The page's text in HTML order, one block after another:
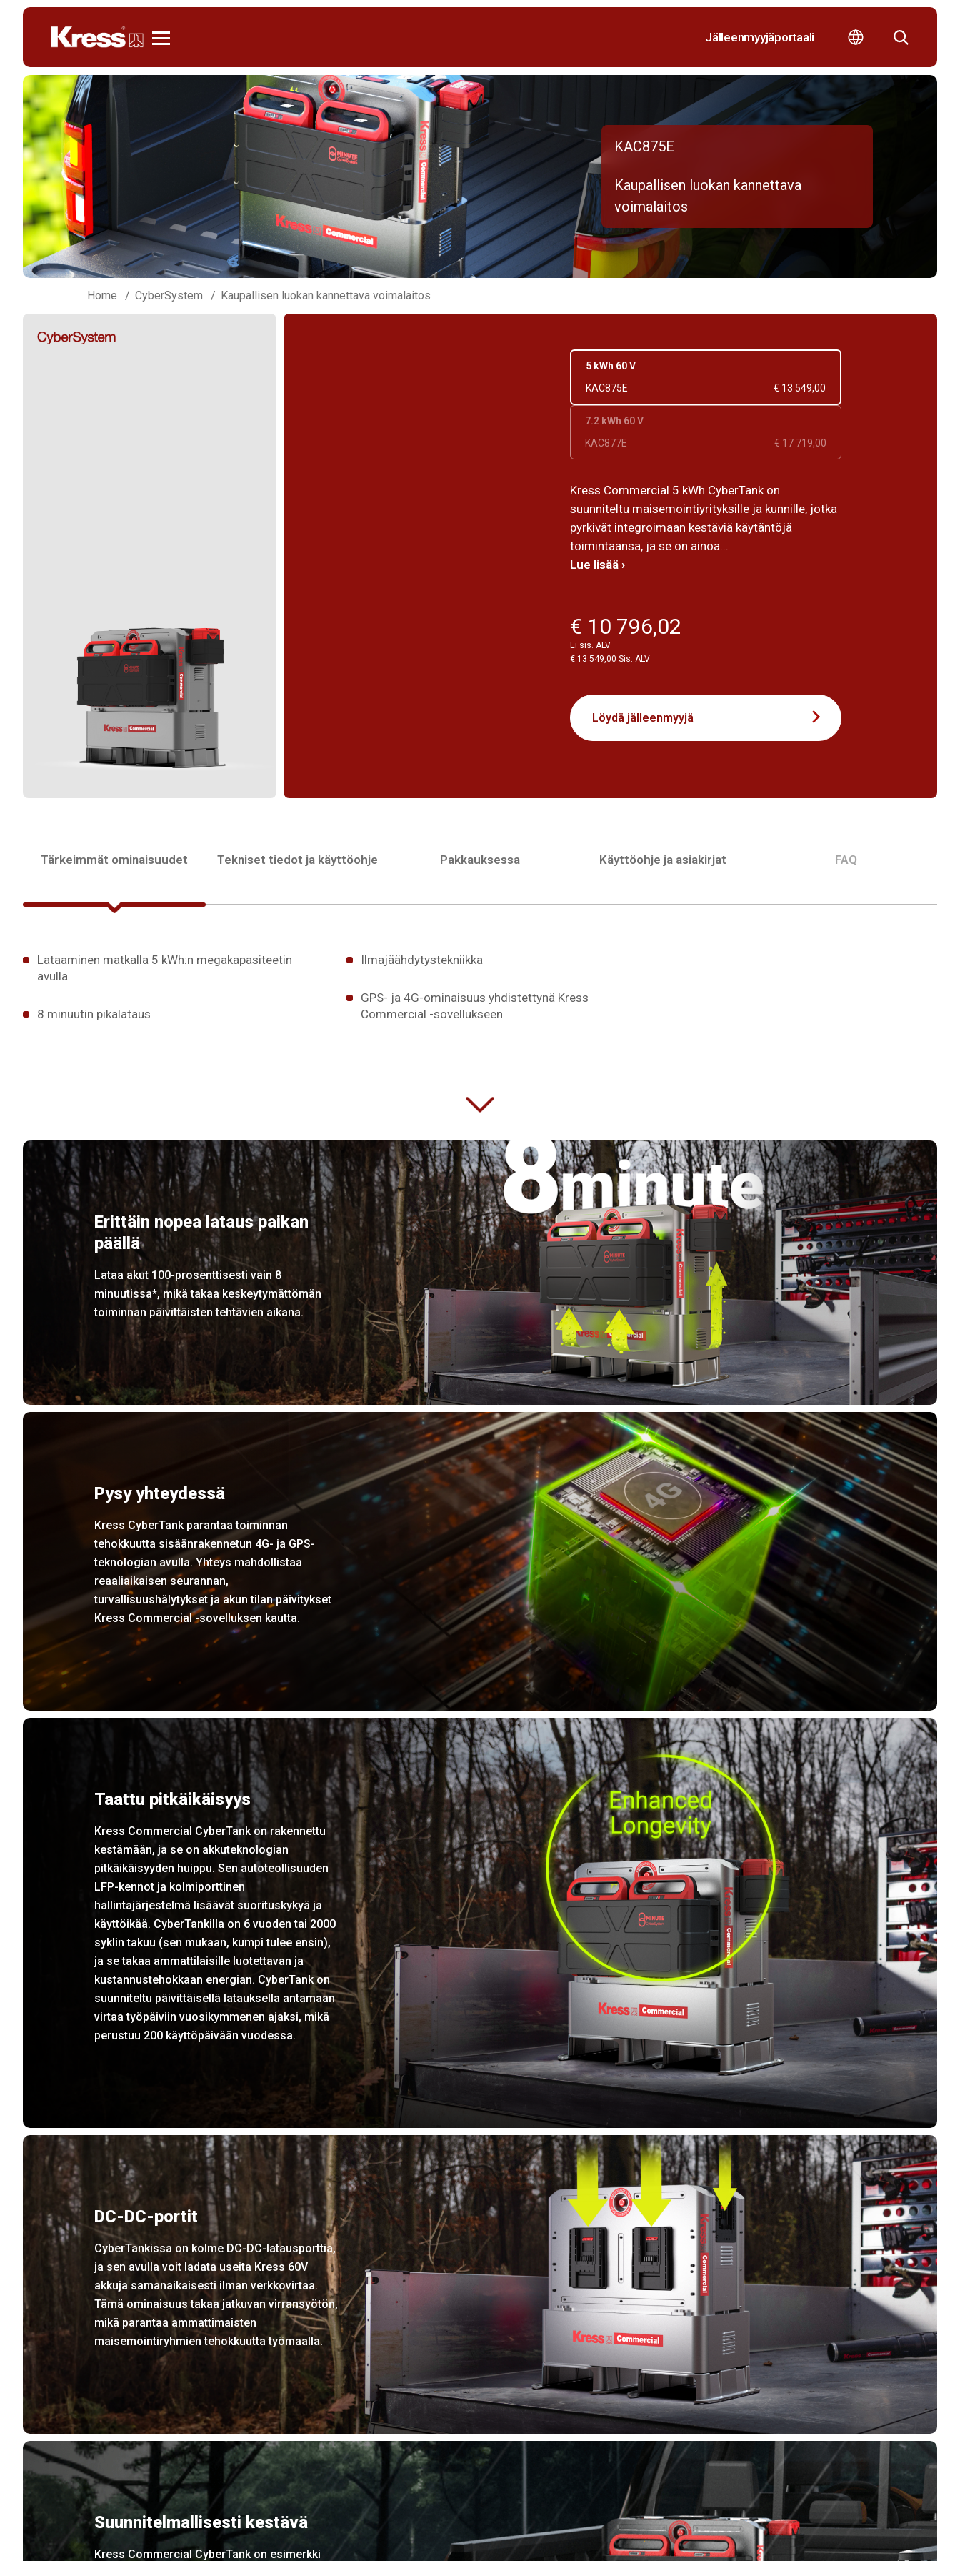
Jälleenmyyjäportaali
KAC875E
Kaupallisen luokan kannettava
voimalaitos
Home CyberSystem Kaupallisen luokan kannettava voimalaitos
5 kWh 60 V
KAC875E
€ 13 549,00
7.2 kWh 60 V
KAC877E
€ 17 719,00
Kress Commercial 5 kWh CyberTank on
suunniteltu maisemointiyrityksille ja kunnille, jotka
pyrkivät integroimaan kestäviä käytäntöjä
toimintaansa, ja se on ainoa...
Lue lisää ›
€ 10 796,02
Ei sis. ALV
€ 13 549,00 Sis. ALV
Löydä jälleenmyyjä
Tärkeimmät ominaisuudet Tekniset tiedot ja käyttöohje Pakkauksessa Käyttöohje ja asiakirjat FAQ
Lataaminen matkalla 5 kWh:n megakapasiteetin
avulla
8 minuutin pikalataus
Ilmajäähdytystekniikka
GPS- ja 4G-ominaisuus yhdistettynä Kress
Commercial -sovellukseen
Erittäin nopea lataus paikan
päällä
Lataa akut 100-prosenttisesti vain 8
minuutissa*, mikä takaa keskeytymättömän
toiminnan päivittäisten tehtävien aikana.
Pysy yhteydessä
Kress CyberTank parantaa toiminnan
tehokkuutta sisäänrakennetun 4G- ja GPS-
teknologian avulla. Yhteys mahdollistaa
reaaliaikaisen seurannan,
turvallisuushälytykset ja akun tilan päivitykset
Kress Commercial -sovelluksen kautta.
Taattu pitkäikäisyys
Kress Commercial CyberTank on rakennettu
kestämään, ja se on akkuteknologian
pitkäikäisyyden huippu. Sen autoteollisuuden
LFP-kennot ja kolmiporttinen
hallintajärjestelmä lisäävät suorituskykyä ja
käyttöikää. CyberTankilla on 6 vuoden tai 2000
syklin takuu (sen mukaan, kumpi tulee ensin),
ja se takaa ammattilaisille luotettavan ja
kustannustehokkaan energian. CyberTank on
suunniteltu päivittäisellä latauksella antamaan
virtaa työpäiviin vuosikymmenen ajaksi, mikä
perustuu 200 käyttöpäivään vuodessa.
DC-DC-portit
CyberTankissa on kolme DC-DC-latausporttia,
ja sen avulla voit ladata useita Kress 60V
akkuja samanaikaisesti ilman verkkovirtaa.
Tämä ominaisuus takaa jatkuvan virransyötön,
mikä parantaa ammattimaisten
maisemointiryhmien tehokkuutta työmaalla.
Suunnitelmallisesti kestävä
Kress Commercial CyberTank on esimerkki